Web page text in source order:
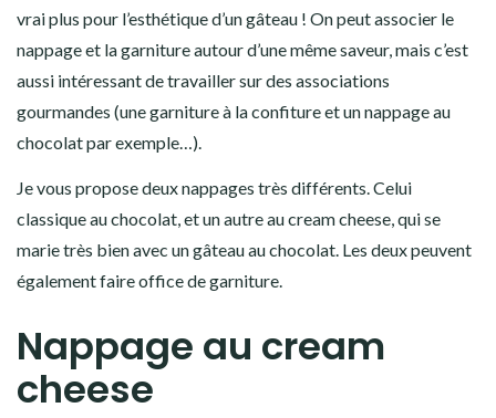
vrai plus pour l’esthétique d’un gâteau ! On peut associer le
nappage et la garniture autour d’une même saveur, mais c’est
aussi intéressant de travailler sur des associations
gourmandes (une garniture à la confiture et un nappage au
chocolat par exemple…).
Je vous propose deux nappages très différents. Celui
classique au chocolat, et un autre au cream cheese, qui se
marie très bien avec un gâteau au chocolat. Les deux peuvent
également faire office de garniture.
Nappage au cream
cheese